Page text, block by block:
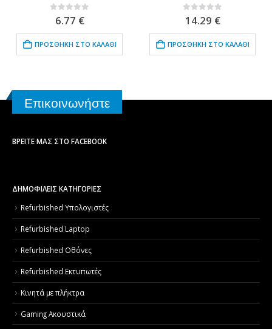
out of 5
6.77 €
ΠΡΟΣΘΉΚΗ ΣΤΟ ΚΑΛΆΘΙ
0out of 5
14.29 €
ΠΡΟΣΘΉΚΗ ΣΤΟ ΚΑΛΆΘΙ
Επικοινωνήστε
ΒΡΕΊΤΕ ΜΑΣ ΣΤΟ FACEBOOK
ΔΗΜΟΦΙΛΕΙΣ ΚΑΤΗΓΟΡΙΕΣ
Refurbished Υπολογιστές
Refurbished Laptop
Refurbished Οθόνες
Refurbished Εκτυπωτές
Κινητά με πλήκτρα
Gaming Ακουστικά